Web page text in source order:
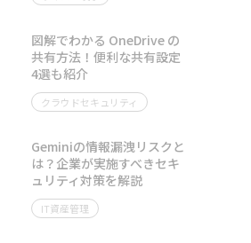
図解でわかる OneDrive の
共有方法！便利な共有設定
4選も紹介
クラウドセキュリティ
Geminiの情報漏洩リスクと
は？企業が実施すべきセキ
ュリティ対策を解説
IT資産管理